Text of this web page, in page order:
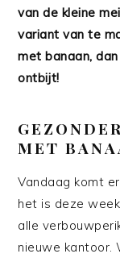
van de kleine
variant van te
met banaan,
ontbijt!
MET
Vandaag komt
het is deze
alle
nieuwe kantoor.